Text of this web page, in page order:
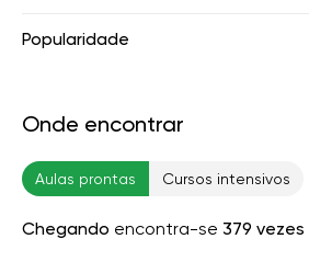
Popularidade
Onde encontrar
Aulas prontas Cursos intensivos
Chegando encontra-se 379 vezes